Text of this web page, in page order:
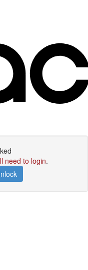
need to login.